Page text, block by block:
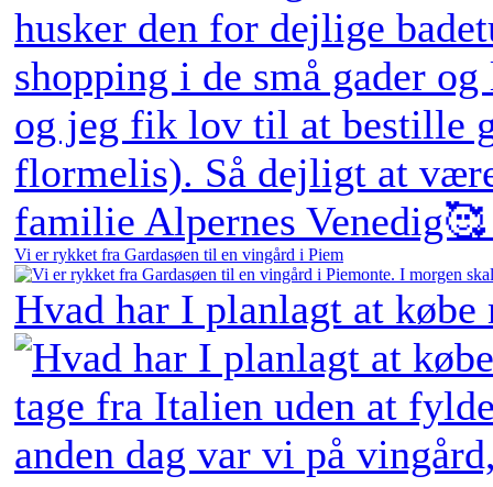
Vi er rykket fra Gardasøen til en vingård i Piem
Hvad har I planlagt at